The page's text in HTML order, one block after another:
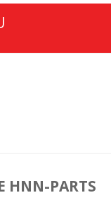
HNN-PARTS